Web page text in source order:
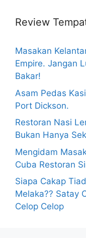
Review
Masakan
Empire. Jangan
Bakar!
Asam Pedas
Port Dickson.
Restoran Nasi
Bukan Hanya
Mengidam
Cuba Restoran
Siapa Cakap
Melaka?? Satay
Celop Celop